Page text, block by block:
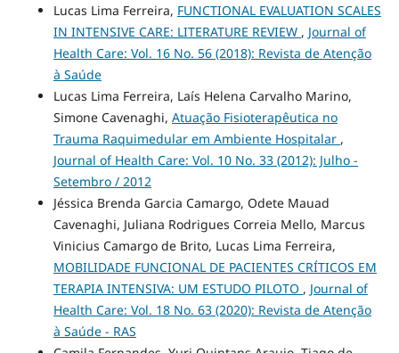
Lucas Lima Ferreira, FUNCTIONAL EVALUATION SCALES
IN INTENSIVE CARE: LITERATURE REVIEW , Journal of
Health Care: Vol. 16 No. 56 (2018): Revista de Atenção
à Saúde
Lucas Lima Ferreira, Laís Helena Carvalho Marino,
Simone Cavenaghi, Atuação Fisioterapêutica no
Trauma Raquimedular em Ambiente Hospitalar ,
Journal of Health Care: Vol. 10 No. 33 (2012): Julho -
Setembro / 2012
Jéssica Brenda Garcia Camargo, Odete Mauad
Cavenaghi, Juliana Rodrigues Correia Mello, Marcus
Vinicius Camargo de Brito, Lucas Lima Ferreira,
MOBILIDADE FUNCIONAL DE PACIENTES CRÍTICOS EM
TERAPIA INTENSIVA: UM ESTUDO PILOTO , Journal of
Health Care: Vol. 18 No. 63 (2020): Revista de Atenção
à Saúde - RAS